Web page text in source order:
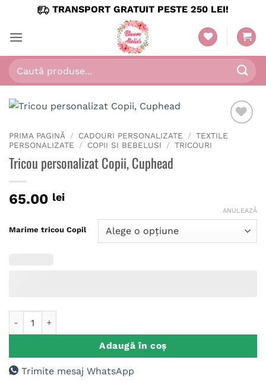
content
TRANSPORT GRATUIT PESTE 250 LEI!
Caută
după:
PRIMA PAGINĂ / CADOURI PERSONALIZATE / TEXTILE
PERSONALIZATE
/ COPII SI BEBELUSI / TRICOURI
Tricou personalizat Copii, Cuphead
65.00 lei
Marime tricou Copil
ANULEAZĂ
Adaugă în coș
Trimite mesaj WhatsApp